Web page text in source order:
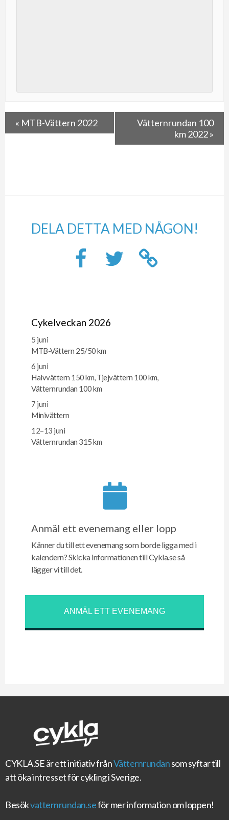
« MTB-Vättern 2022
Vätternrundan 100
km 2022»
DELA DETTA MED NÅGON!
Cykelveckan 2026
5 juni
MTB-Vättern 25/50 km
6 juni
Halvvättern 150 km, Tjejvättern 100 km,
Vätternrundan 100 km
7 juni
Minivättern
12–13 juni
Vätternrundan 315 km
Anmäl ett evenemang eller lopp
Känner du till ett evenemang som borde ligga med i
kalendern? Skicka informationen till Cykla.se så
lägger vi till det.
ANMÄL ETT EVENEMANG
CYKLA.SEär ett initiativ frånVätternrundansom syftar till
att öka intresset för cykling i Sverige.
Besökvatternrundan.seför mer information om loppen!